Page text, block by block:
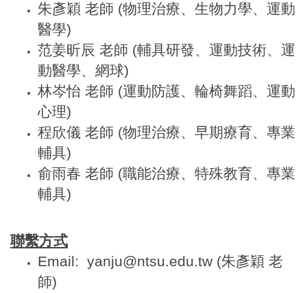
朱彥穎 老師 (物理治療、生物力學、運動
醫學)
范姜昕辰 老師 (輔具研發、運動技術、運
動醫學、網球)
林岑怡 老師 (運動防護、輪椅舞蹈、運動
心理)
程欣儀 老師 (物理治療、早期療育、專業
輔具)
俞雨春 老師 (職能治療、特殊教育、專業
輔具)
聯繫方式
Email: yanju@ntsu.edu.tw (朱彥穎 老
師)